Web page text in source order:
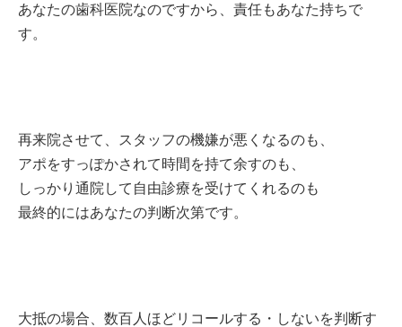
あなたの歯科医院なのですから、責任もあなた持ちで
す。
再来院させて、スタッフの機嫌が悪くなるのも、
アポをすっぽかされて時間を持て余すのも、
しっかり通院して自由診療を受けてくれるのも
最終的にはあなたの判断次第です。
大抵の場合、数百人ほどリコールする・しないを判断す